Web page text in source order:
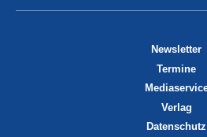
Newsletter
Termine
Verlag
Datenschutz